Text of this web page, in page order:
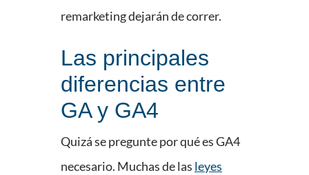
remarketing dejarán de correr.
Las principales
diferencias entre
GA y GA4
Quizá se pregunte por qué es GA4
necesario. Muchas de las leyes